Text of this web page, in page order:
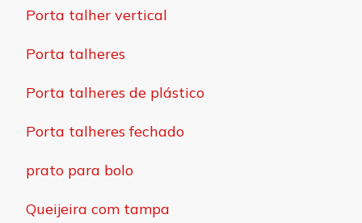
Porta talher vertical
Porta talheres
Porta talheres de plástico
Porta talheres fechado
prato para bolo
Queijeira com tampa